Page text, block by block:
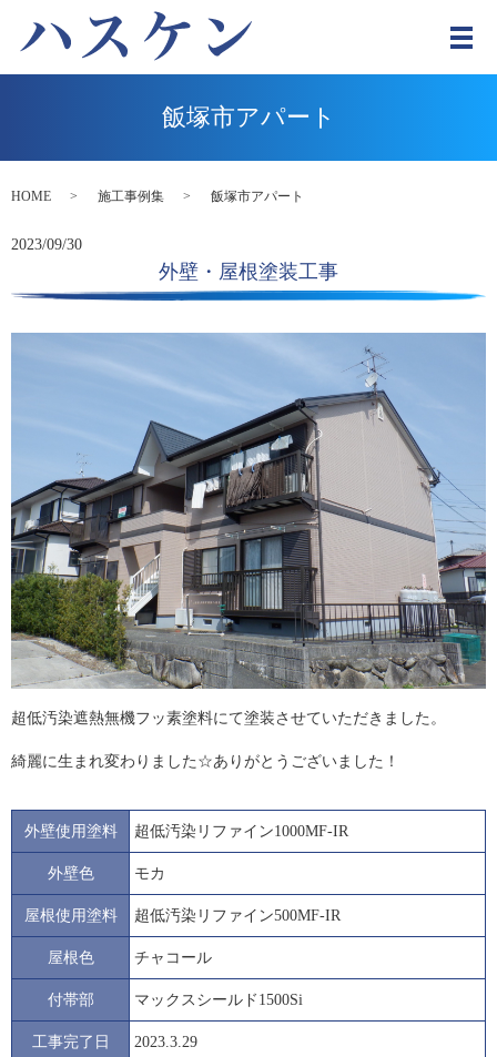
メ
飯塚市アパート
HOME 施工事例集 飯塚市アパート
2023/09/30
外壁・屋根塗装工事
超低汚染遮熱無機フッ素塗料にて塗装させていただきました。
綺麗に生まれ変わりました☆ありがとうございました！
外壁使用塗料 超低汚染リファイン1000MF-IR
外壁色 モカ
屋根使用塗料 超低汚染リファイン500MF-IR
屋根色 チャコール
付帯部 マックスシールド1500Si
工事完了日 2023.3.29